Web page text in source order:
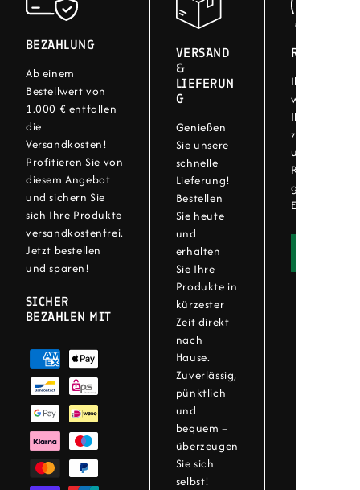
BEZAHLUNG
Ab einem
Bestellwert von
1.000 € entfallen
die
Versandkosten!
Profitieren Sie von
diesem Angebot
und sichern Sie
sich Ihre Produkte
versandkostenfrei.
Jetzt bestellen
und sparen!
SICHER
BEZAHLEN MIT
VERSAND
&
LIEFERUN
G
Genießen
Sie unsere
schnelle
Lieferung!
Bestellen
Sie heute
und
erhalten
Sie Ihre
Produkte in
kürzester
Zeit direkt
nach
Hause.
Zuverlässig,
pünktlich
und
bequem –
überzeugen
Sie sich
selbst!
RÜCKGABE
Ihre
wichtig! Bei
Ihre Artikel
unser
genießen